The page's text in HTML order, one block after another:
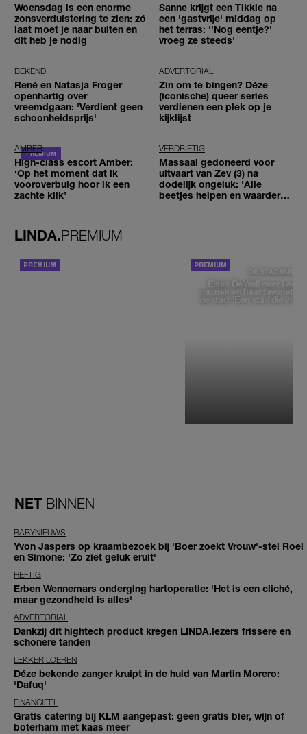
Woensdag is een enorme
zonsverduistering te zien: zó
laat moet je naar buiten en
dit heb je nodig
Sanne krijgt een Tikkie na
een 'gastvrije' middag op
het terras: ''Nog eentje?'
vroeg ze steeds'
BEKEND
René en Natasja Froger
openhartig over
vreemdgaan: 'Verdient geen
schoonheidsprijs'
ADVERTORIAL
Zin om te bingen? Déze
(iconische) queer series
verdienen een plek op je
kijklijst
AMBER
High-class escort Amber:
‘Op het moment dat ik
vooroverbuig hoor ik een
zachte klik’
VERDRIETIG
Massaal gedoneerd voor
uitvaart van Zev (3) na
dodelijk ongeluk: 'Alle
beetjes helpen en waarderen
LINDA.PREMIUM
DE STAD VAN
Elske DeWall over
muziek en haar favoriete
de stad: 'Een stad die
NET BINNEN
BABYNIEUWS
Yvon Jaspers op kraambezoek bij 'Boer zoekt Vrouw'-stel Roel
en Simone: 'Zo ziet geluk eruit'
HEFTIG
Erben Wennemars onderging hartoperatie: 'Het is een cliché,
maar gezondheid is alles'
ADVERTORIAL
Dankzij dit hightech product kregen LINDA.lezers frissere en
schonere tanden
LEKKER LOEREN
Déze bekende zanger kruipt in de huid van Martin Morero:
'Dafuq'
FINANCIEEL
Gratis catering bij KLM aangepast: geen gratis bier, wijn of
boterham met kaas meer